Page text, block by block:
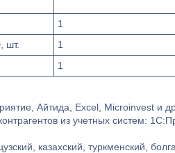
1
шт.
1
1
Айтида, Excel, Microinvest и
из учетных систем:
казахский, туркменский,